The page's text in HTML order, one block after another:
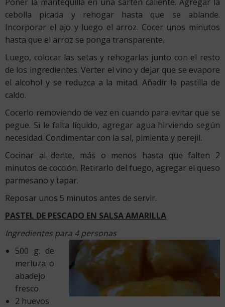
cebolla picada y rehogar hasta que se ablande.
Incorporar el ajo y luego el arroz. Cocer unos minutos
hasta que el arroz se ponga transparente.
Luego, colocar las setas y rehogarlas junto con el resto
de los ingredientes. Verter el vino y dejar que se evapore
el alcohol y se reduzca a la mitad. Añadir la pastilla de
caldo.
Cocerlo removiendo de vez en cuando para evitar que se
pegue. Si le falta líquido, agregar agua hirviendo según
necesidad. Condimentar con la sal, pimienta y perejil.
Cocinar al dente, más o menos hasta que falten 2
minutos de cocción. Retirarlo del fuego, agregar el queso
parmesano y tapar.
Reposar unos 5 minutos antes de servir.
PASTEL DE PESCADO EN SALSA AMARILLA
Ingredientes para 4 personas
500 g. de
merluza o
abadejo
fresco
2 huevos